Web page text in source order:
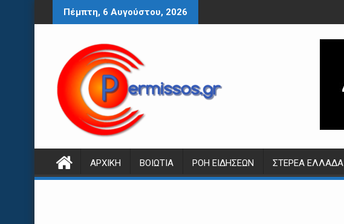
Περάστε
στο
Πέμπτη, 6 Αυγούστου, 2026
ΑΡΧΙΚΉ ΒΟΙΩΤΊΑ ΡΟΉ ΕΙΔΉΣΕΩΝ ΣΤΕΡΕΆ ΕΛΛΆΔΑ